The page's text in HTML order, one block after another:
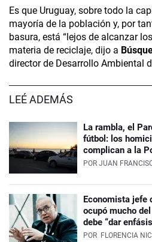
Es que Uruguay, sobre todo la
mayoría de la población y, por
basura, está “lejos de alcanzar
materia de reciclaje, dijo a
director de Desarrollo Ambiental
LEÉ ADEMÁS
La rambla, el
fútbol: los
complican a la
POR JUAN
Economista jefe
ocupó mucho
debe “dar
POR FLORENCIA